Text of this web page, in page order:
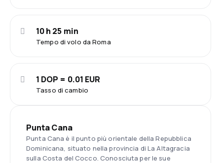
Tempo di volo da Roma
10 h 25 min
Tasso di cambio
1 DOP = 0.01 EUR
Punta Cana
Punta Cana è il punto più orientale della Repubblica
Dominicana, situato nella provincia di La Altagracia
sulla Costa del Cocco. Conosciuta per le sue